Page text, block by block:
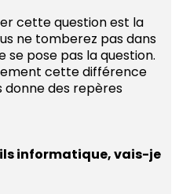
cette question est la
ne tomberez pas dans
se pose pas la question.
cette différence
donne des repères
informatique, vais-je